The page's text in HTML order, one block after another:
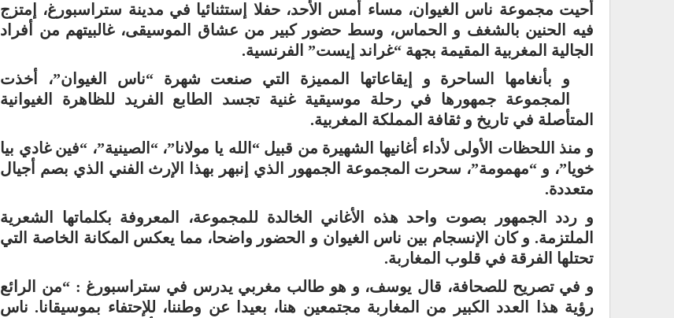
أحيت مجموعة ناس الغيوان، مساء أمس الأحد، حفلا إستثنائيا في مدينة ستراسبورغ، إمتزج
فيه الحنين بالشغف و الحماس، وسط حضور كبير من عشاق الموسيقى، غالبيتهم من أفراد
الجالية المغربية المقيمة بجهة “غراند إيست” الفرنسية.
و بأنغامها الساحرة و إيقاعاتها المميزة التي صنعت شهرة “ناس الغيوان”، أخذت
المجموعة جمهورها في رحلة موسيقية غنية تجسد الطابع الفريد للظاهرة الغيوانية
المتأصلة في تاريخ و ثقافة المملكة المغربية.
و منذ اللحظات الأولى لأداء أغانيها الشهيرة من قبيل “الله يا مولانا”، “الصينية”، “فين غادي بيا
خويا”، و “مهمومة”، سحرت المجموعة الجمهور الذي إنبهر بهذا الإرث الفني الذي بصم أجيال
متعددة.
و ردد الجمهور بصوت واحد هذه الأغاني الخالدة للمجموعة، المعروفة بكلماتها الشعرية
الملتزمة. و كان الإنسجام بين ناس الغيوان و الحضور واضحا، مما يعكس المكانة الخاصة التي
تحتلها الفرقة في قلوب المغاربة.
و في تصريح للصحافة، قال يوسف، و هو طالب مغربي يدرس في ستراسبورغ : “من الرائع
رؤية هذا العدد الكبير من المغاربة مجتمعين هنا، بعيدا عن وطننا، للإحتفاء بموسيقانا. ناس